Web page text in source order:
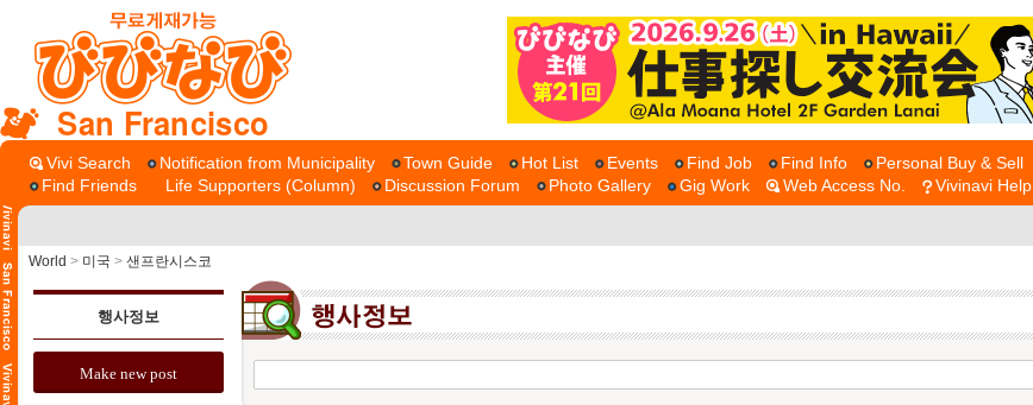
San Francisco
Vivi Search Notification from Municipality Town Guide Hot List Events Find Job Find Info Personal Buy & Sell
Find Friends
Life Supporters (Column) Discussion Forum Photo Gallery Gig Work Web Access No. Vivinavi Help
World > 미국 > 샌프란시스코
행사정보
Make new post